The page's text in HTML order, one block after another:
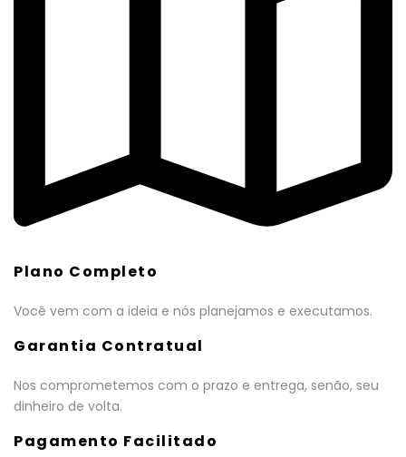
Plano Completo
Você vem com a ideia e nós planejamos e executamos.
Garantia Contratual
Nos comprometemos com o prazo e entrega, senão, seu
dinheiro de volta.
Pagamento Facilitado